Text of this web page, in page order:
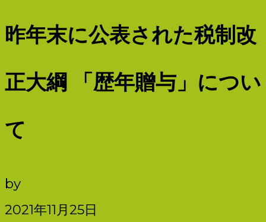
SOLARIA
／
社
会
言
ま
で
の
ー
タ
昨年末に公表された税制改
正大綱 「歴年贈与」につい
て
by
2021年11月25日